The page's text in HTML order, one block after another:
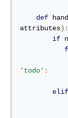
def
attributes):
if
'todo' :
elif